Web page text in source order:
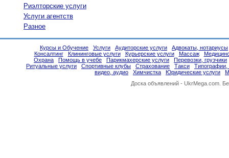
Риэлторские услуги
Услуги агентств
Разное
Курсы и Обучение Услуги Аудиторские услуги
Адвокаты, нотариусы
Консалтинг
Клининговые услуги Курьерские услуги Массаж
Охрана
Помощь в учебе Парикмахерские услуги
Перевозки, грузчики
Ритуальные услуги
Спортивные клубы Страхование Такси
Типографии,
видео, аудио
Химчистка Юридические услуги
Доска объявлений - UkrMega.com.